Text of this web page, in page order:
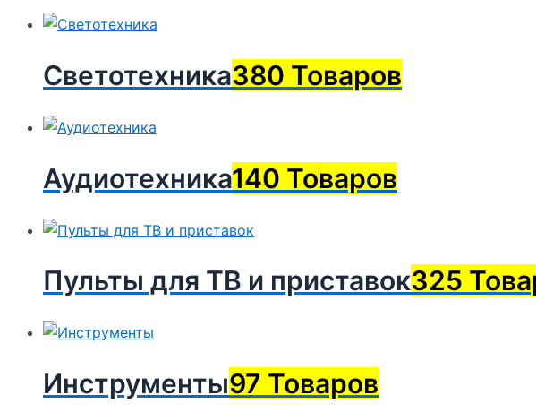
Светотехника380 Товаров
Аудиотехника140 Товаров
Пульты для ТВ и приставок325
Инструменты97 Товаров